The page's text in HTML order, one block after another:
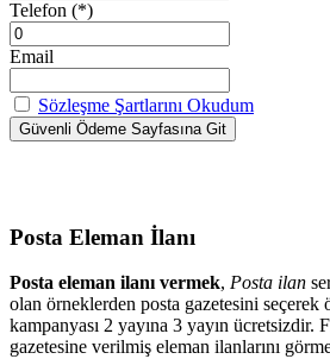
Telefon (*)
Email
Sözleşme Şartlarını Okudum
Posta Eleman İlanı
Posta eleman ilanı vermek, Posta ilan
olan örneklerden posta gazetesini seçerek
kampanyası 2 yayına 3 yayın ücretsizdir.
gazetesine verilmiş eleman ilanlarını